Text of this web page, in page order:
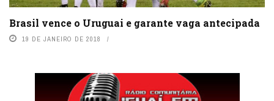
Brasil vence o Uruguai e garante vaga antecipada
19 DE JANEIRO DE 2018